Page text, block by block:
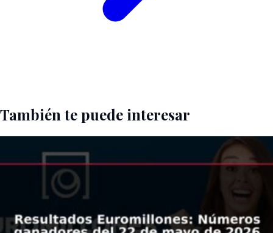
También te puede interesar